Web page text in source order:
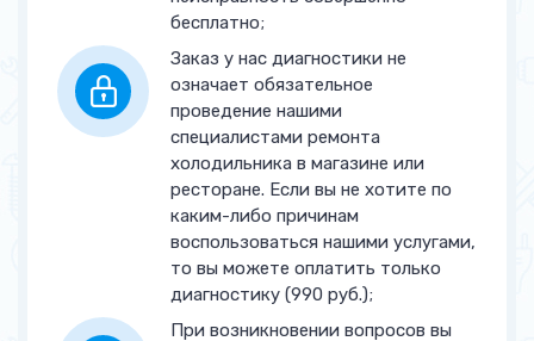
Заправка системы
хладагентом
от 1 100 руб.
Замена термодатчика от 1 250 руб.
Замена или ремонт
от 1 750 руб.
Ремонт модуля управления от 2 100 руб.
Замена вентилятора
бесплатно;
Заказ у нас диагностики не
означает обязательное
проведение нашими
специалистами ремонта
холодильника в магазине или
ресторане. Если вы не хотите по
каким-либо причинам
воспользоваться нашими услугами,
то вы можете оплатить только
диагностику (990 руб.);
При возникновении вопросов вы